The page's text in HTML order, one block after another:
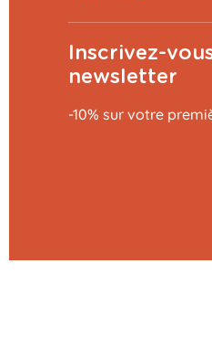
Inscrivez-
newsletter
-10% sur votre